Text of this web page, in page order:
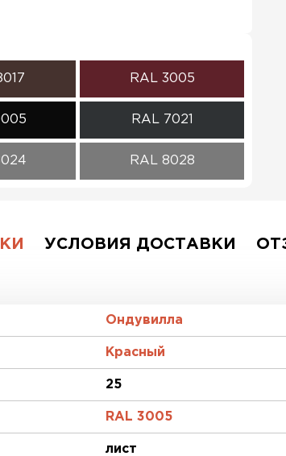
RAL 3005
RAL 7021
RAL 8028
УСЛОВИЯ ДОСТАВКИ
Ондувилла
Красный
25
RAL 3005
лист